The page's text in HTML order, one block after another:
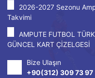
2026-2027 Sezonu
Takvimi
AMPUTE FUTBOL
GÜNCEL KART ÇİZELGESİ
Bize Ulaşın
+90(312) 309 73 97